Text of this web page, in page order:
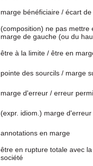
marge bénéficiaire / écart
(composition) ne pas mettre
marge de gauche (ou du
être à la limite / être en
pointe des sourcils / marge
marge d'erreur / erreur
(expr. idiom.) marge d'erreur
annotations en marge
être en rupture totale avec
société